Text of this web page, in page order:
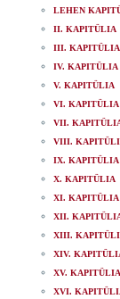
LEHEN
II. KAPITÜLIA
III. KAPITÜLIA
IV. KAPITÜLIA
V. KAPITÜLIA
VI. KAPITÜLIA
VII.
VIII.
IX. KAPITÜLIA
X. KAPITÜLIA
XI. KAPITÜLIA
XII.
XIII.
XIV.
XV. KAPITÜLIA
XVI.